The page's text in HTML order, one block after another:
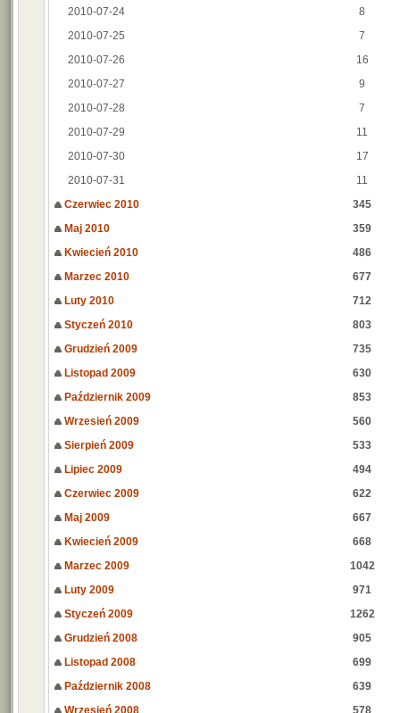
2010-07-24
8
2010-07-25
7
2010-07-26
16
2010-07-27
9
2010-07-28
7
2010-07-29
11
2010-07-30
17
2010-07-31
11
Czerwiec 2010
345
Maj 2010
359
Kwiecień 2010
486
Marzec 2010
677
Luty 2010
712
Styczeń 2010
803
Grudzień 2009
735
Listopad 2009
630
Październik 2009
853
Wrzesień 2009
560
Sierpień 2009
533
Lipiec 2009
494
Czerwiec 2009
622
Maj 2009
667
Kwiecień 2009
668
Marzec 2009
1042
Luty 2009
971
Styczeń 2009
1262
Grudzień 2008
905
Listopad 2008
699
Październik 2008
639
Wrzesień 2008
578